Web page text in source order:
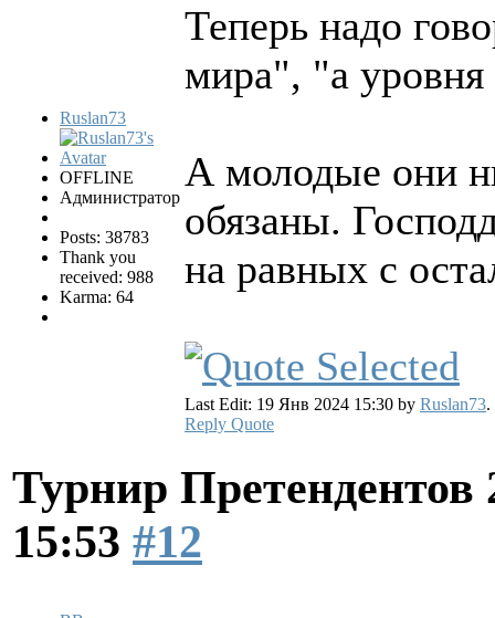
Ruslan73
OFFLINE
Администратор
Posts: 38783
Thank you
received: 988
Karma: 64
Теперь надо
мира", "а уровня
А молодые они
обязаны.
на равных с
Last Edit: 19 Янв 2024 15:30 by Ruslan73.
Reply Quote
Турнир Претендентов
15:53 #12